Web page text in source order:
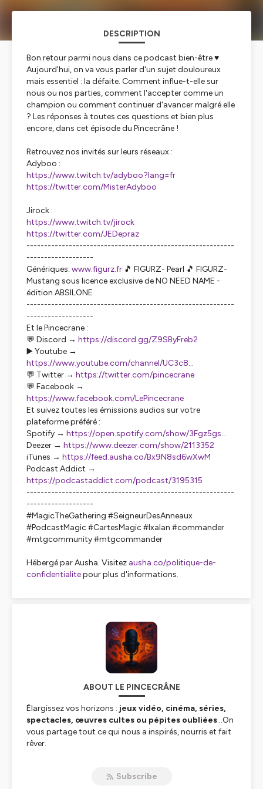
DESCRIPTION
Bon retour parmi nous dans ce podcast bien-être ♥️
Aujourd'hui, on va vous parler d'un sujet douloureux
mais essentiel : la défaite. Comment influe-t-elle sur
nous ou nos parties, comment l'accepter comme un
champion ou comment continuer d'avancer malgré elle
? Les réponses à toutes ces questions et bien plus
encore, dans cet épisode du Pincecrâne !
Retrouvez nos invités sur leurs réseaux :
Adyboo :
https://www.twitch.tv/adyboo?lang=fr
https://twitter.com/MisterAdyboo
Jirock :
https://www.twitch.tv/jirock
https://twitter.com/JEDepraz
-----------------------------------------------------------
-------------------
Génériques: www.figurz.fr 🎵 FIGURZ- Pearl 🎵 FIGURZ-
Mustang sous licence exclusive de NO NEED NAME -
édition ABSILONE
-----------------------------------------------------------
-------------------
Et le Pincecrane :
💬 Discord → https://discord.gg/Z9SByFreb2
▶️ Youtube →
https://www.youtube.com/channel/UC3c8...
💬 Twitter → https://twitter.com/pincecrane
💬 Facebook →
https://www.facebook.com/LePincecrane
Et suivez toutes les émissions audios sur votre
plateforme préféré :
Spotify → https://open.spotify.com/show/3Fgz5gs...
Deezer → https://www.deezer.com/show/2113352
iTunes → https://feed.ausha.co/Bx9N8sd6wXwM
Podcast Addict →
https://podcastaddict.com/podcast/3195315
-----------------------------------------------------------
-------------------
#MagicTheGathering #SeigneurDesAnneaux
#PodcastMagic #CartesMagic #Ixalan #commander
#mtgcommunity #mtgcommander
Hébergé par Ausha. Visitez ausha.co/politique-de-
confidentialitepour plus d'informations.
ABOUT LE PINCECRÂNE
Élargissez vos horizons : jeux vidéo, cinéma, séries,
spectacles, œuvres cultes ou pépites oubliées…On
vous partage tout ce qui nous a inspirés, nourris et fait
rêver.
Vous partager des idées de
Subscribe